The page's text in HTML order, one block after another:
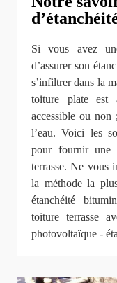
Si vous avez
d’assurer son
s’infiltrer dans la
toiture plate est
accessible ou
l’eau. Voici les
pour fournir une
terrasse. Ne vous
la méthode la
étanchéité
toiture terrasse
photovoltaïque -